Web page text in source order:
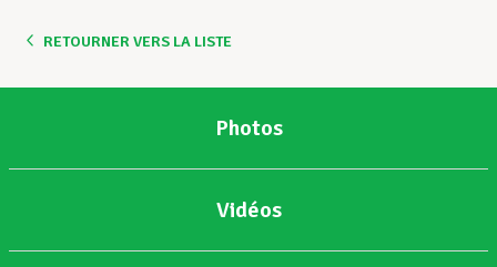
RETOURNER VERS LA LISTE
Photos
Vidéos